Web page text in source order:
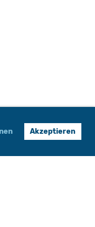
Akzeptieren